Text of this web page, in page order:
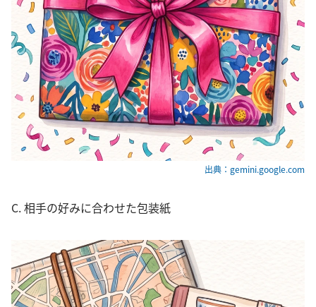
出典：gemini.google.com
C. 相手の好みに合わせた包装紙